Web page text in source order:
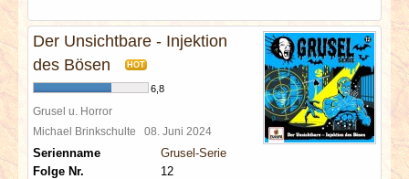
Der Unsichtbare - Injektion
des Bösen
HOT
6,8
Grusel u. Horror
Michael Brinkschulte 08. Juni 2024
Serienname
Grusel-Serie
Folge Nr.
12